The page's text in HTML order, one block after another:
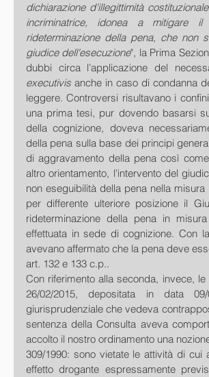
dichiarazione d'illegittimità
incriminatrice, idonea a mitigare il
rideterminazione della pena, che non
giudice dell'esecuzione", la Prima
executivis anche in caso di condanna
leggere. Controversi risultavano i
una prima tesi, pur dovendo basarsi
della cognizione, doveva
della pena sulla base dei principi
di aggravamento della pena così
altro orientamento, l'intervento del
non eseguibilità della pena nella
per differente ulteriore posizione il
rideterminazione della pena in
effettuata in sede di cognizione. Con
avevano affermato che la pena deve
art. 132 e 133 c.p..
Con riferimento alla seconda, invece,
26/02/2015, depositata in data
giurisprudenziale che vedeva
sentenza della Consulta aveva
accolto il nostro ordinamento una
309/1990: sono vietate le attività di cui
effetto drogante espressamente